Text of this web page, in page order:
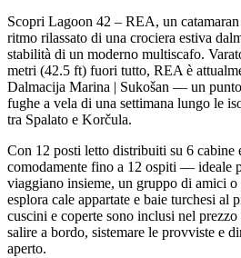
Scopri Lagoon 42 – REA, un
ritmo rilassato di una crociera estiva
stabilità di un moderno multiscafo.
metri (42.5 ft) fuori tutto, REA è
Dalmacija Marina | Sukošan — un
fughe a vela di una settimana lungo le
tra Spalato e Korčula.
Con 12 posti letto distribuiti su 6 cabine
comodamente fino a 12 ospiti — ideale
viaggiano insieme, un gruppo di amici
esplora cale appartate e baie turchesi al
cuscini e coperte sono inclusi nel
salire a bordo, sistemare le provviste e
aperto.